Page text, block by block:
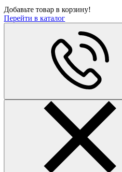
Добавьте товар в корзину!
Перейти в каталог